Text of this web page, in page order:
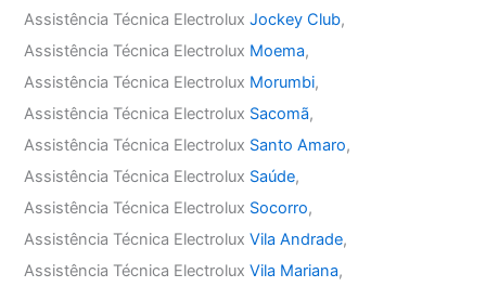
Assistência Técnica ElectroluxJockey Club,
Assistência Técnica Electrolux Moema,
Assistência Técnica Electrolux Morumbi,
Assistência Técnica Electrolux Sacomã,
Assistência Técnica Electrolux Santo Amaro,
Assistência Técnica Electrolux Saúde,
Assistência Técnica Electrolux Socorro,
Assistência Técnica ElectroluxVila Andrade,
Assistência Técnica ElectroluxVila Mariana,